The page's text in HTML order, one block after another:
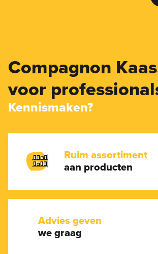
Compagnon
voor
Kennismaken?
Ruim assortiment
aan producten
Advies geven
we graag